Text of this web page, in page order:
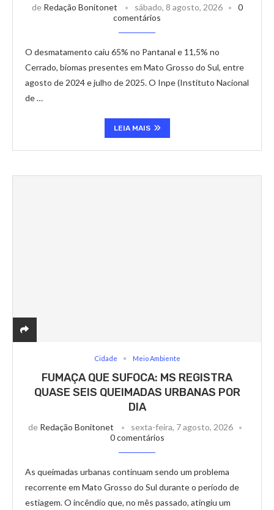
de Redação Bonitonet sábado, 8 agosto, 2026
0
comentários
O desmatamento caiu 65% no Pantanal e 11,5% no
Cerrado, biomas presentes em Mato Grosso do Sul, entre
agosto de 2024 e julho de 2025. O Inpe (Instituto Nacional
de …
LEIA MAIS
Cidade Meio Ambiente
FUMAÇA QUE SUFOCA: MS REGISTRA
QUASE SEIS QUEIMADAS URBANAS POR
DIA
de Redação Bonitonet
sexta-feira, 7 agosto, 2026
0 comentários
As queimadas urbanas continuam sendo um problema
recorrente em Mato Grosso do Sul durante o período de
estiagem. O incêndio que, no mês passado, atingiu um